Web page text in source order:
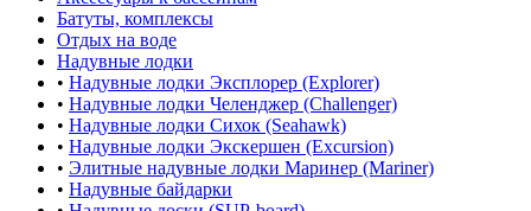
Батуты, комплексы
Отдых на воде
Надувные лодки
• Надувные лодки Эксплорер (Explorer)
• Надувные лодки Челенджер (Challenger)
• Надувные лодки Сихок (Seahawk)
• Надувные лодки Экскершен (Excursion)
• Элитные надувные лодки Маринер (Mariner)
• Надувные байдарки